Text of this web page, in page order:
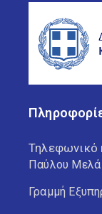
Τηλεφωνικό
Παύλου Μελά
Γραμμή